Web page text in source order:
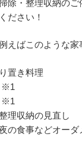
除・整理収納のご
ださい！
えばこのような家
置き料理
※1
※1
理収納の見直し
の食事などオーダ